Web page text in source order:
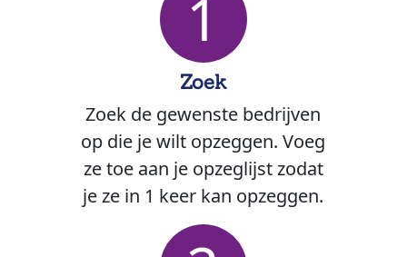
1
Zoek
Zoek de gewenste bedrijven
op die je wilt opzeggen. Voeg
ze toe aan je opzeglijst zodat
je ze in 1 keer kan opzeggen.